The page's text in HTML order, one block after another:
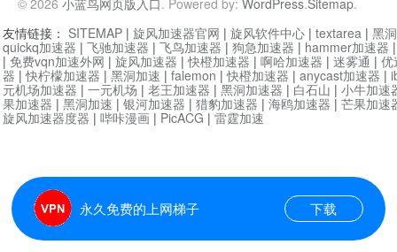
© 2026 小蓝鸟网页版入口. Powered by: WordPress.Sitemap.
永久免费的上网梯子 下载
友情链接： SITEMAP | 旋风加速器官网 | 旋风软件中心 | textarea | 黑
quickq加速器 | 飞驰加速器 | 飞鸟加速器 | 狗急加速器 | hammer加速器
| 免费vqn加速外网 | 旋风加速器 |快橙加速器 | 啊哈加速器 | 迷雾通 | 优
器 |快柠檬加速器 | 黑洞加速 | falemon |快橙加速器 | anycast加速器 |
元机场加速器 | 一元机场 | 老王加速器 | 黑洞加速器 | 白石山 | 小牛加速
果加速器 | 黑洞加速 | 银河加速器 | 猎豹加速器 | 海鸥加速器 | 芒果加速
旋风加速器度器 | 哔咔漫画 | PicACG | 雷霆加速